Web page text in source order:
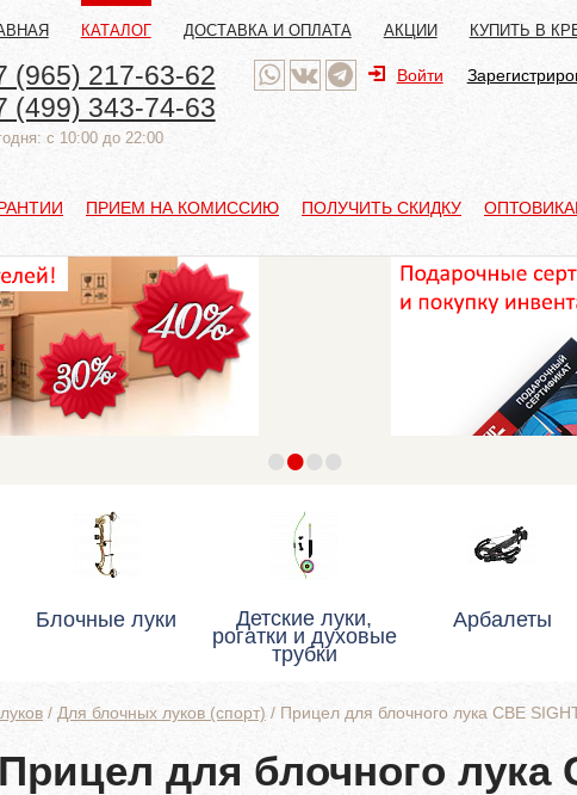
КАТАЛОГ ДОСТАВКА И ОПЛАТА АКЦИИ КУПИТЬ В
(965) 217-63-62
(499) 343-74-63
с 10:00 до 22:00
Войти
ПРИЕМ НА КОМИССИЮ ПОЛУЧИТЬ СКИДКУ
••••
Блочные луки Детские луки,
рогатки и духовые
трубки
Арбалеты
/ Для блочных луков (спорт) / Прицел для блочного лука CBE
Прицел для блочного лука